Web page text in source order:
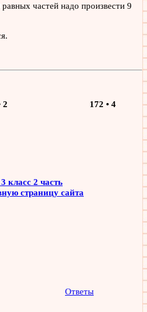
частей надо произвести 9
2 172 • 4
класс 2 часть
страницу сайта
Ответы